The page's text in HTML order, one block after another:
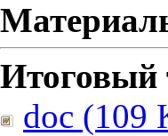
Итоговый
doc (109